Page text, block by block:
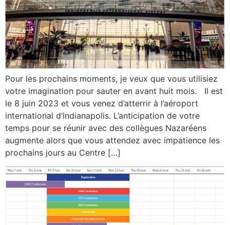
Pour les prochains moments, je veux que vous utilisiez
votre imagination pour sauter en avant huit mois. Il est
le 8 juin 2023 et vous venez d’atterrir à l’aéroport
international d’Indianapolis. L’anticipation de votre
temps pour se réunir avec des collègues Nazaréens
augmente alors que vous attendez avec impatience les
prochains jours au Centre […]